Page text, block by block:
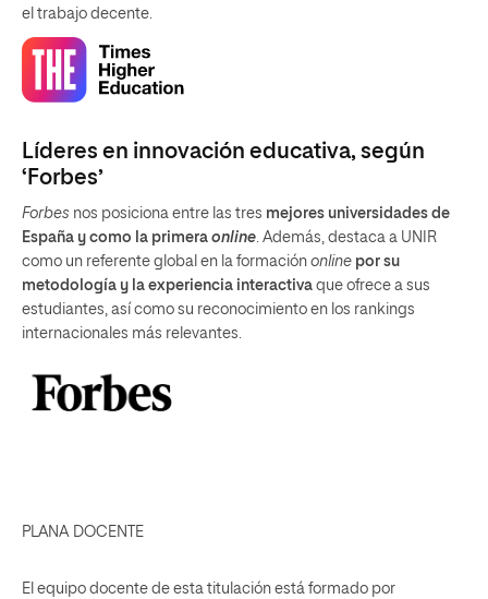
el trabajo decente.
Líderes en innovación educativa, según
‘Forbes’
Forbes nos posiciona entre las tres mejores universidades de
España y como la primera online. Además, destaca a UNIR
como un referente global en la formación online por su
metodología y la experiencia interactiva que ofrece a sus
estudiantes, así como su reconocimiento en los rankings
internacionales más relevantes.
PLANA DOCENTE
El equipo docente de esta titulación está formado por